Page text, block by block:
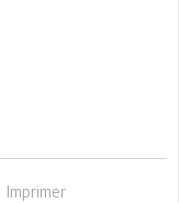
Imprimer